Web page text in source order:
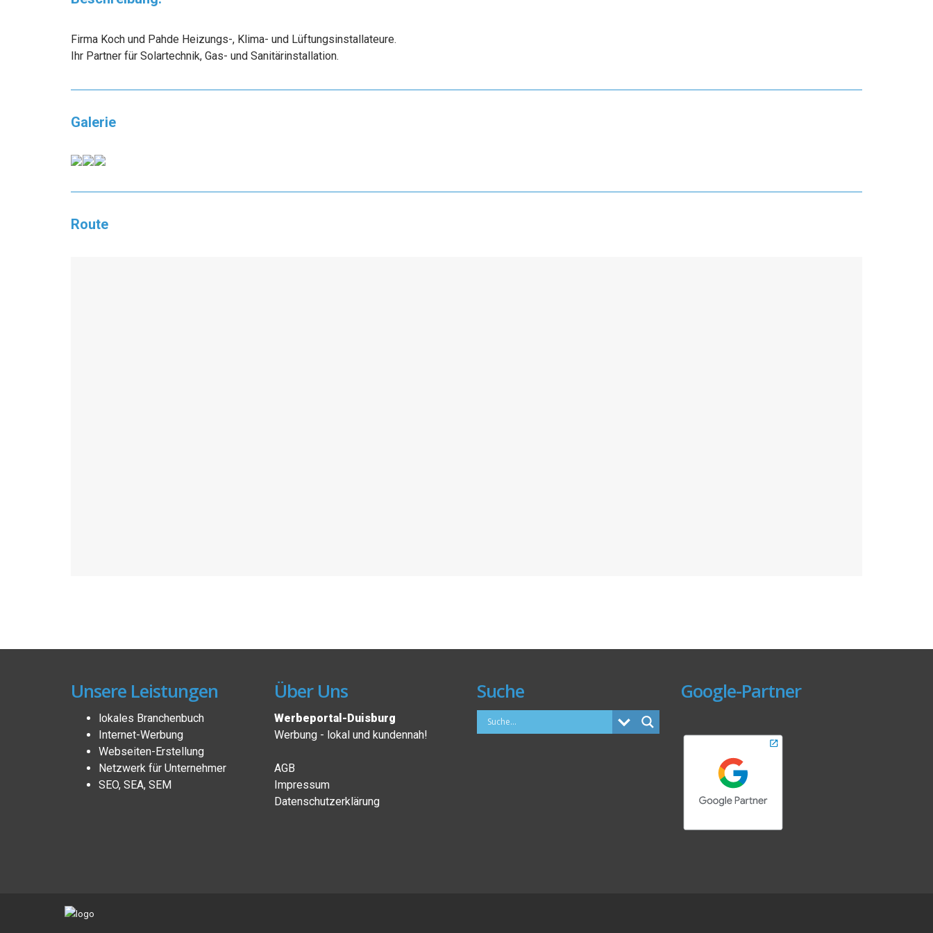
Firma Koch und Pahde Heizungs-, Klima- und Lüftungsinstallateure.
Ihr Partner für Solartechnik, Gas- und Sanitärinstallation.
Galerie
Route
Unsere Leistungen
lokales Branchenbuch
Internet-Werbung
Webseiten-Erstellung
Netzwerk für Unternehmer
SEO, SEA, SEM
Über Uns
Werbeportal-Duisburg
Werbung - lokal und kundennah!
AGB
Impressum
Datenschutzerklärung
Suche Google-Partner